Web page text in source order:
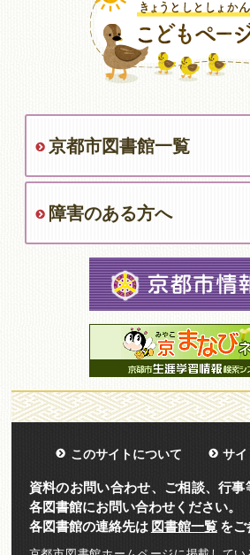
京都市図書館一覧
障害のある方へ
このサイトについて サ
資料のお問い合わせ、ご相談、行
各図書館にお問い合わせください。
各図書館の連絡先は 図書館一覧をご